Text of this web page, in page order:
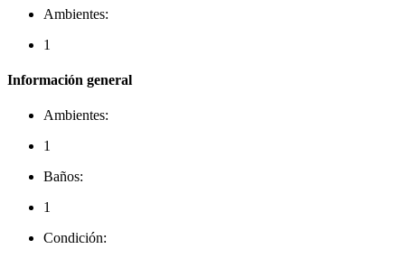
Ambientes:
1
Información general
Ambientes:
1
Baños:
1
Condición: